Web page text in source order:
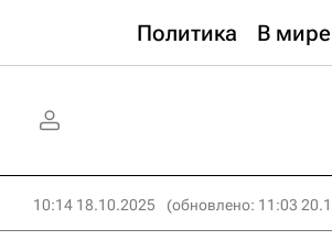
Политика В мире
10:14 18.10.2025 (обновлено: 11:03